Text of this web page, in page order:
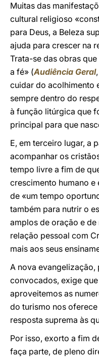
Muitas das
cultural religioso
para Deus, a Beleza
ajuda para crescer na
Trata-se das obras
a fé» (Audiência Geral
cuidar do acolhimento
sempre dentro do
à função litúrgica que
principal para que
E, em terceiro lugar, a
acompanhar os
tempo livre a fim de
crescimento humano e
de «um tempo
também para nutrir o
amplos de oração e
relação pessoal com
mais aos seus
A nova evangelização,
convocados, exige
aproveitemos as
do turismo nos
resposta suprema às
Por isso, exorto a fim
faça parte, de pleno